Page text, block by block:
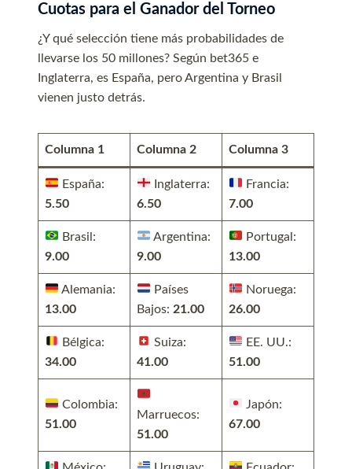
Cuotas para el Ganador del Torneo
¿Y qué selección tiene más probabilidades de
llevarse los 50 millones? Según bet365 e
Inglaterra, es España, pero Argentina y Brasil
vienen justo detrás.
Columna 1 Columna 2 Columna 3
España:
5.50
Inglaterra:
6.50
Francia:
7.00
Brasil:
9.00
Argentina:
9.00
Portugal:
13.00
Alemania:
13.00
Países
Bajos: 21.00
Noruega:
26.00
Bélgica:
34.00
Suiza:
41.00
EE. UU.:
51.00
Colombia:
51.00
Marruecos:
51.00
Japón:
67.00